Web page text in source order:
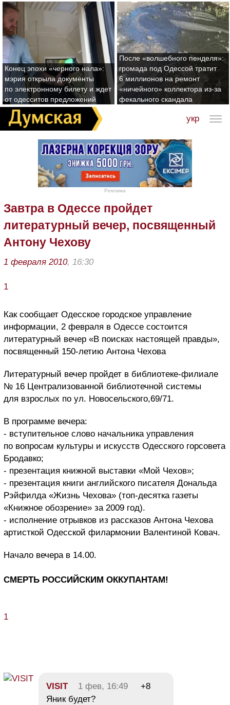
Конец эпохи «черного нала»:
мэрия открыла документы
по электронному билету и ждет
от одесситов предложений
После «волшебного пенделя»:
громада под Одессой тратит
6 миллионов на ремонт
«ничейного» коллектора из-за
фекального скандала
укр
Реклама
Завтра в Одессе пройдет
литературный вечер, посвященный
Антону Чехову
1 февраля 2010, 16:30
1
Как сообщает Одесское городское управление
информации, 2 февраля в Одессе состоится
литературный вечер «В поисках настоящей правды»,
посвященный 150-летию Антона Чехова
Литературный вечер пройдет в библиотеке-филиале
№ 16 Централизованной библиотечной системы
для взрослых по ул. Новосельского,69/71.
В программе вечера:
- вступительное слово начальника управления
по вопросам культуры и искусств Одесского горсовета
Бродавко;
- презентация книжной выставки «Мой Чехов»;
- презентация книги английского писателя Дональда
Рэйфилда «Жизнь Чехова» (топ-десятка газеты
«Книжное обозрение» за 2009 год).
- исполнение отрывков из рассказов Антона Чехова
артисткой Одесской филармонии Валентиной Ковач.
Начало вечера в 14.00.
СМЕРТЬ РОССИЙСКИМ ОККУПАНТАМ!
1
VISIT 1 фев, 16:49
+8
Яник будет?